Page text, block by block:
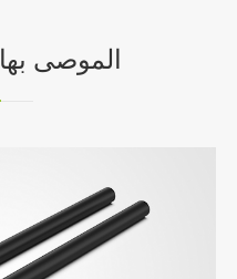
منتجات PLA الموصى بها